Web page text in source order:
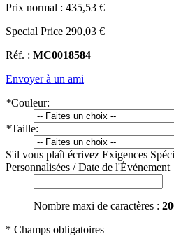
Prix normal : 435,53 €
Special Price 290,03 €
Réf. : MC0018584
Envoyer à un ami
*Couleur:
*Taille:
S'il vous plaît écrivez Exigences
Personnalisées / Date de l'Événement
Nombre maxi de caractères :
* Champs obligatoires